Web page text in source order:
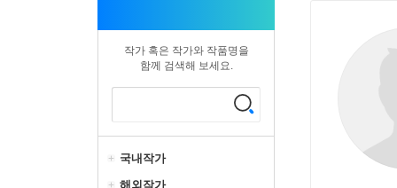
작가 혹은 작가와 작품명을
함께 검색해 보세요.
국내작가
해외작가